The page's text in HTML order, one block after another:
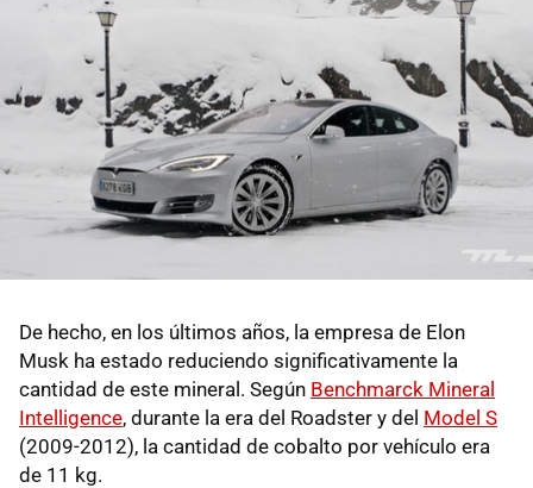
De hecho, en los últimos años, la empresa de Elon
Musk ha estado reduciendo significativamente la
cantidad de este mineral. Según Benchmarck Mineral
Intelligence, durante la era del Roadster y del Model S
(2009-2012), la cantidad de cobalto por vehículo era
de 11 kg.